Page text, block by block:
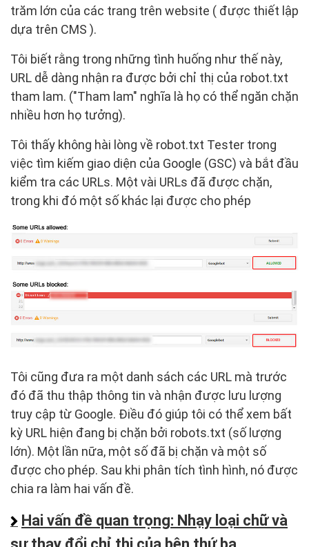
trăm lớn của các trang trên website ( được thiết lập
dựa trên CMS ).
Tôi biết rằng trong những tình huống như thế này,
URL dễ dàng nhận ra được bởi chỉ thị của robot.txt
tham lam. ("Tham lam" nghĩa là họ có thể ngăn chặn
nhiều hơn họ tưởng).
Tôi thấy không hài lòng về robot.txt Tester trong
việc tìm kiếm giao diện của Google (GSC) và bắt đầu
kiểm tra các URLs. Một vài URLs đã được chặn,
trong khi đó một số khác lại được cho phép
Tôi cũng đưa ra một danh sách các URL mà trước
đó đã thu thập thông tin và nhận được lưu lượng
truy cập từ Google. Điều đó giúp tôi có thể xem bất
kỳ URL hiện đang bị chặn bởi robots.txt (số lượng
lớn). Một lần nữa, một số đã bị chặn và một số
được cho phép. Sau khi phân tích tình hình, nó được
chia ra làm hai vấn đề.
Hai vấn đề quan trọng: Nhạy loại chữ và